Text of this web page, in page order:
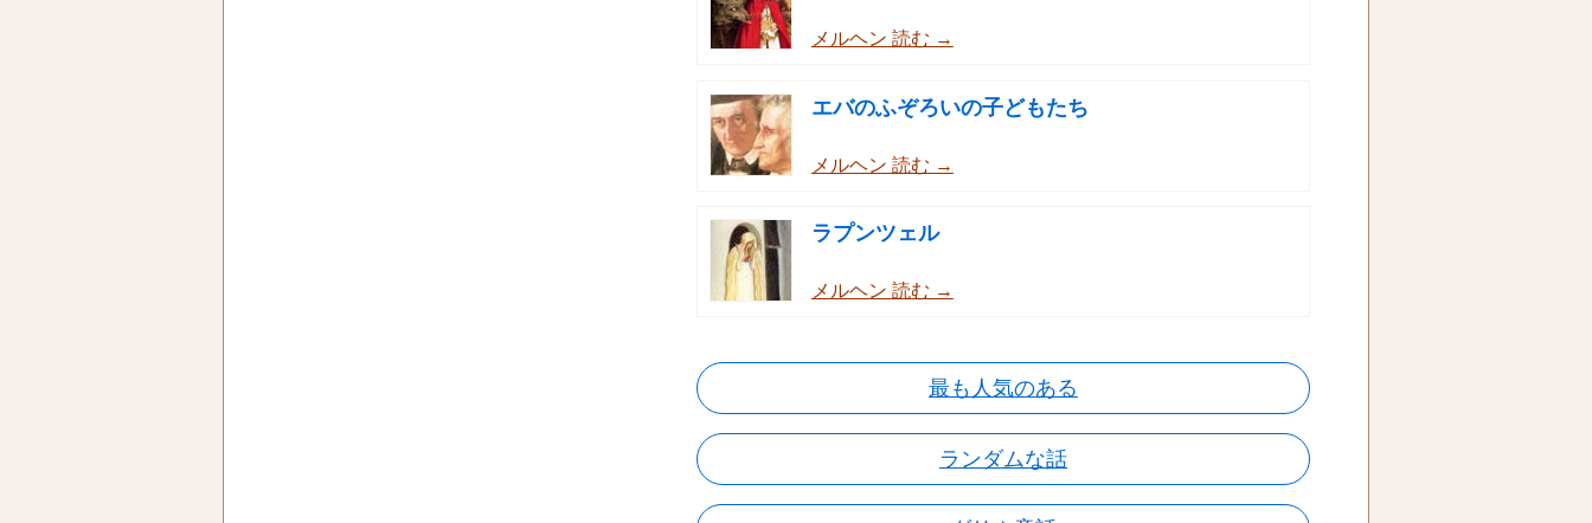
メルヘン 読む →
エバのふぞろいの子どもたち
メルヘン 読む →
ラプンツェル
メルヘン 読む →
最も人気のある
ランダムな話